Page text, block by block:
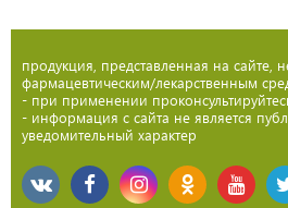
продукция, представленная на сайте,
фармацевтическим/лекарственным
- при применении
- информация с сайта не является
уведомительный характер